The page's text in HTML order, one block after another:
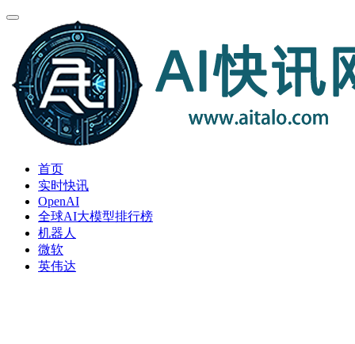
首页
实时快讯
OpenAI
全球AI大模型排行榜
机器人
微软
英伟达